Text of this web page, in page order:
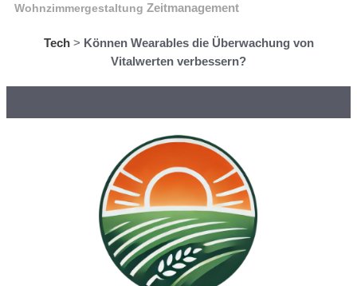
Wohnzimmergestaltung Zeitmanagement
Tech> Können Wearables die Überwachung von
Vitalwerten verbessern?